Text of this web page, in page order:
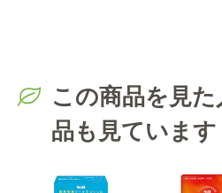
この商品を見
品も見ています